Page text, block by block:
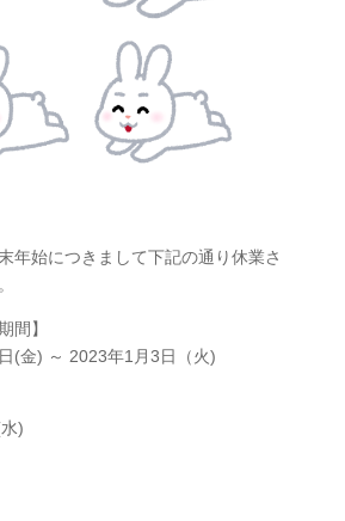
年始につきまして下記の通り休業さ
間】
金) ～ 2023年1月3日（火)
)